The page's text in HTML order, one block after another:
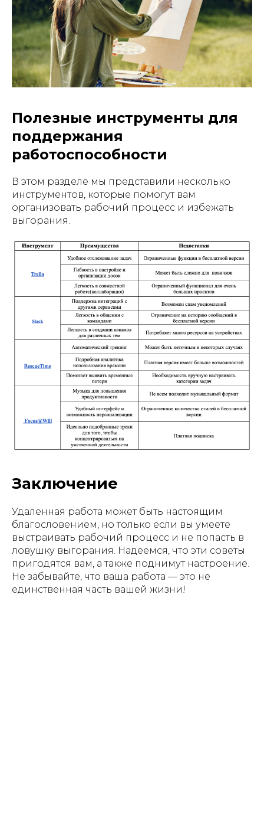
Полезные инструменты для
поддержания
работоспособности
В этом разделе мы представили несколько
инструментов, которые помогут вам
организовать рабочий процесс и избежать
выгорания.
Заключение
Удаленная работа может быть настоящим
благословением, но только если вы умеете
выстраивать рабочий процесс и не попасть в
ловушку выгорания. Надеемся, что эти советы
пригодятся вам, а также поднимут настроение.
Не забывайте, что ваша работа — это не
единственная часть вашей жизни!